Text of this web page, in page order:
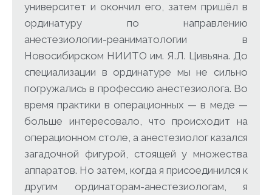
университет и окончил его, затем пришёл в
ординатуру по направлению
анестезиологии-реаниматологии в
Новосибирском НИИТО им. Я.Л. Цивьяна. До
специализации в ординатуре мы не сильно
погружались в профессию анестезиолога. Во
время практики в операционных — в меде —
больше интересовало, что происходит на
операционном столе, а анестезиолог казался
загадочной фигурой, стоящей у множества
аппаратов. Но затем, когда я присоединился к
другим ординаторам-анестезиологам, я